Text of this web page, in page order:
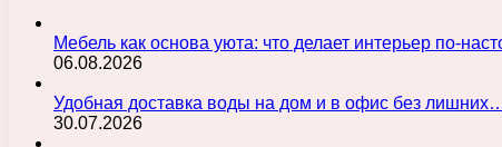
Мебель как основа уюта: что делает интерьер по-
06.08.2026
Удобная доставка воды на дом и в офис без
30.07.2026